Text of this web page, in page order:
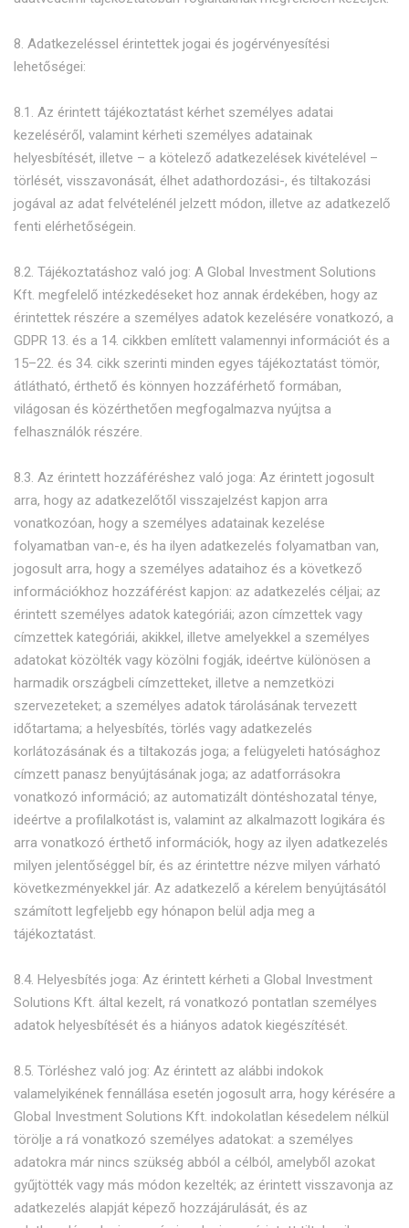
8. Adatkezeléssel érintettek jogai és jogérvényesítési
lehetőségei:
8.1. Az érintett tájékoztatást kérhet személyes adatai
kezeléséről, valamint kérheti személyes adatainak
helyesbítését, illetve – a kötelező adatkezelések kivételével –
törlését, visszavonását, élhet adathordozási-, és tiltakozási
jogával az adat felvételénél jelzett módon, illetve az adatkezelő
fenti elérhetőségein.
8.2. Tájékoztatáshoz való jog: A Global Investment Solutions
Kft. megfelelő intézkedéseket hoz annak érdekében, hogy az
érintettek részére a személyes adatok kezelésére vonatkozó, a
GDPR 13. és a 14. cikkben említett valamennyi információt és a
15–22. és 34. cikk szerinti minden egyes tájékoztatást tömör,
átlátható, érthető és könnyen hozzáférhető formában,
világosan és közérthetően megfogalmazva nyújtsa a
felhasználók részére.
8.3. Az érintett hozzáféréshez való joga: Az érintett jogosult
arra, hogy az adatkezelőtől visszajelzést kapjon arra
vonatkozóan, hogy a személyes adatainak kezelése
folyamatban van-e, és ha ilyen adatkezelés folyamatban van,
jogosult arra, hogy a személyes adataihoz és a következő
információkhoz hozzáférést kapjon: az adatkezelés céljai; az
érintett személyes adatok kategóriái; azon címzettek vagy
címzettek kategóriái, akikkel, illetve amelyekkel a személyes
adatokat közölték vagy közölni fogják, ideértve különösen a
harmadik országbeli címzetteket, illetve a nemzetközi
szervezeteket; a személyes adatok tárolásának tervezett
időtartama; a helyesbítés, törlés vagy adatkezelés
korlátozásának és a tiltakozás joga; a felügyeleti hatósághoz
címzett panasz benyújtásának joga; az adatforrásokra
vonatkozó információ; az automatizált döntéshozatal ténye,
ideértve a profilalkotást is, valamint az alkalmazott logikára és
arra vonatkozó érthető információk, hogy az ilyen adatkezelés
milyen jelentőséggel bír, és az érintettre nézve milyen várható
következményekkel jár. Az adatkezelő a kérelem benyújtásától
számított legfeljebb egy hónapon belül adja meg a
tájékoztatást.
8.4. Helyesbítés joga: Az érintett kérheti a Global Investment
Solutions Kft. által kezelt, rá vonatkozó pontatlan személyes
adatok helyesbítését és a hiányos adatok kiegészítését.
8.5. Törléshez való jog: Az érintett az alábbi indokok
valamelyikének fennállása esetén jogosult arra, hogy kérésére a
Global Investment Solutions Kft. indokolatlan késedelem nélkül
törölje a rá vonatkozó személyes adatokat: a személyes
adatokra már nincs szükség abból a célból, amelyből azokat
gyűjtötték vagy más módon kezelték; az érintett visszavonja az
adatkezelés alapját képező hozzájárulását, és az